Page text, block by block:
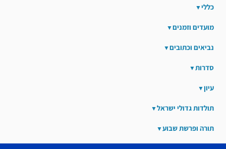
כללי
מועדים וזמנים
נביאים וכתובים
סדרות
עיון
תולדות גדולי ישראל
תורה ופרשת שבוע